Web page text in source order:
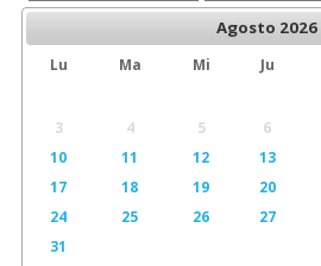
Agosto 2026
Lu Ma Mi Ju
3
4 5 6
10
11 12 13
17
18 19 20
24
25 26 27
31